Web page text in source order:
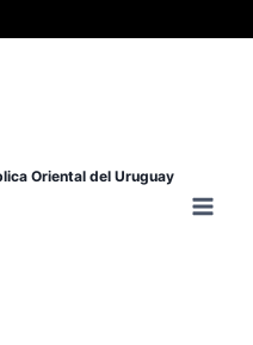
Oriental del Uruguay